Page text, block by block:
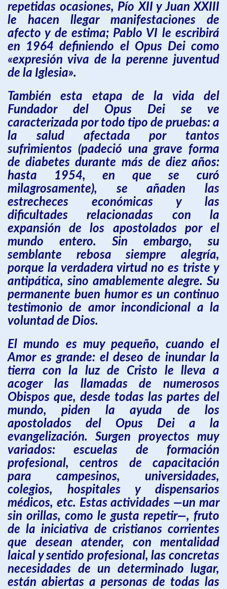
repetidas ocasiones, Pío XII y Juan XXIII
le hacen llegar manifestaciones de
afecto y de estima; Pablo VI le escribirá
en 1964 definiendo el Opus Dei como
«expresión viva de la perenne juventud
de la Iglesia».
También esta etapa de la vida del
Fundador del Opus Dei se ve
caracterizada por todo tipo de pruebas: a
la salud afectada por tantos
sufrimientos (padeció una grave forma
de diabetes durante más de diez años:
hasta 1954, en que se curó
milagrosamente), se añaden las
estrecheces económicas y las
dificultades relacionadas con la
expansión de los apostolados por el
mundo entero. Sin embargo, su
semblante rebosa siempre alegría,
porque la verdadera virtud no es triste y
antipática, sino amablemente alegre. Su
permanente buen humor es un continuo
testimonio de amor incondicional a la
voluntad de Dios.
El mundo es muy pequeño, cuando el
Amor es grande: el deseo de inundar la
tierra con la luz de Cristo le lleva a
acoger las llamadas de numerosos
Obispos que, desde todas las partes del
mundo, piden la ayuda de los
apostolados del Opus Dei a la
evangelización. Surgen proyectos muy
variados: escuelas de formación
profesional, centros de capacitación
para campesinos, universidades,
colegios, hospitales y dispensarios
médicos, etc. Estas actividades —un mar
sin orillas, como le gusta repetir—, fruto
de la iniciativa de cristianos corrientes
que desean atender, con mentalidad
laical y sentido profesional, las concretas
necesidades de un determinado lugar,
están abiertas a personas de todas las